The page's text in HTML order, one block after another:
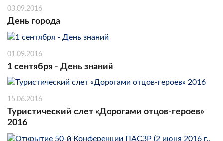
03.09.2016
День города
01.09.2016
1 сентября - День знаний
15.06.2016
Туристический слет «Дорогами отцов-героев»
2016